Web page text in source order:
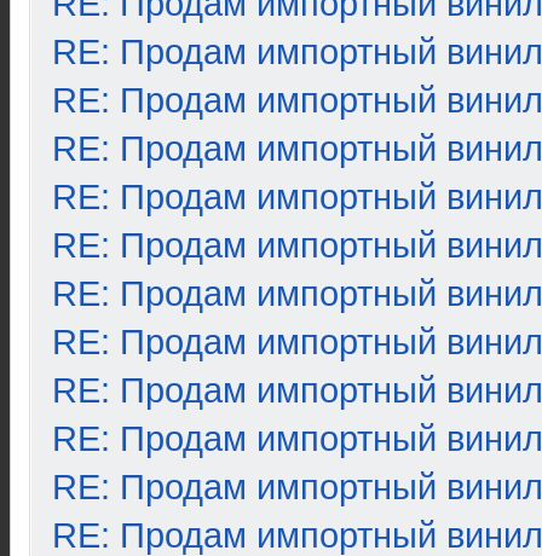
RE: Продам импортный винил
RE: Продам импортный винил
RE: Продам импортный винил
RE: Продам импортный винил
RE: Продам импортный винил
RE: Продам импортный винил
RE: Продам импортный винил
RE: Продам импортный винил
RE: Продам импортный винил
RE: Продам импортный винил
RE: Продам импортный винил